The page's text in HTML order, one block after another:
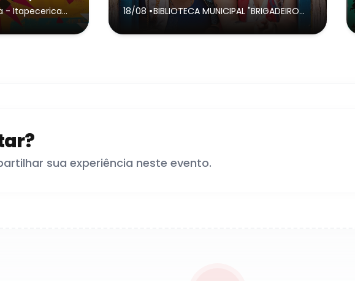
- Itapecerica
18/08 •BIBLIOTECA MUNICIPAL "BRIGADEIRO
sua experiência neste evento.